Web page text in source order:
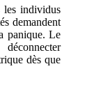
les individus
demandent
panique. Le
dès que